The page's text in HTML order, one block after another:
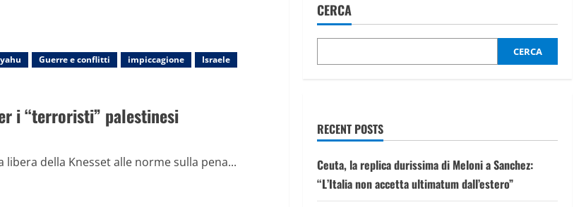
Guerre e conflitti impiccagione
Israele
i “terroristi” palestinesi
della Knesset alle norme sulla pena...
CERCA
CERCA
RECENT POSTS
Ceuta, la replica durissima di Meloni a Sanchez:
“L’Italia non accetta ultimatum dall’estero”